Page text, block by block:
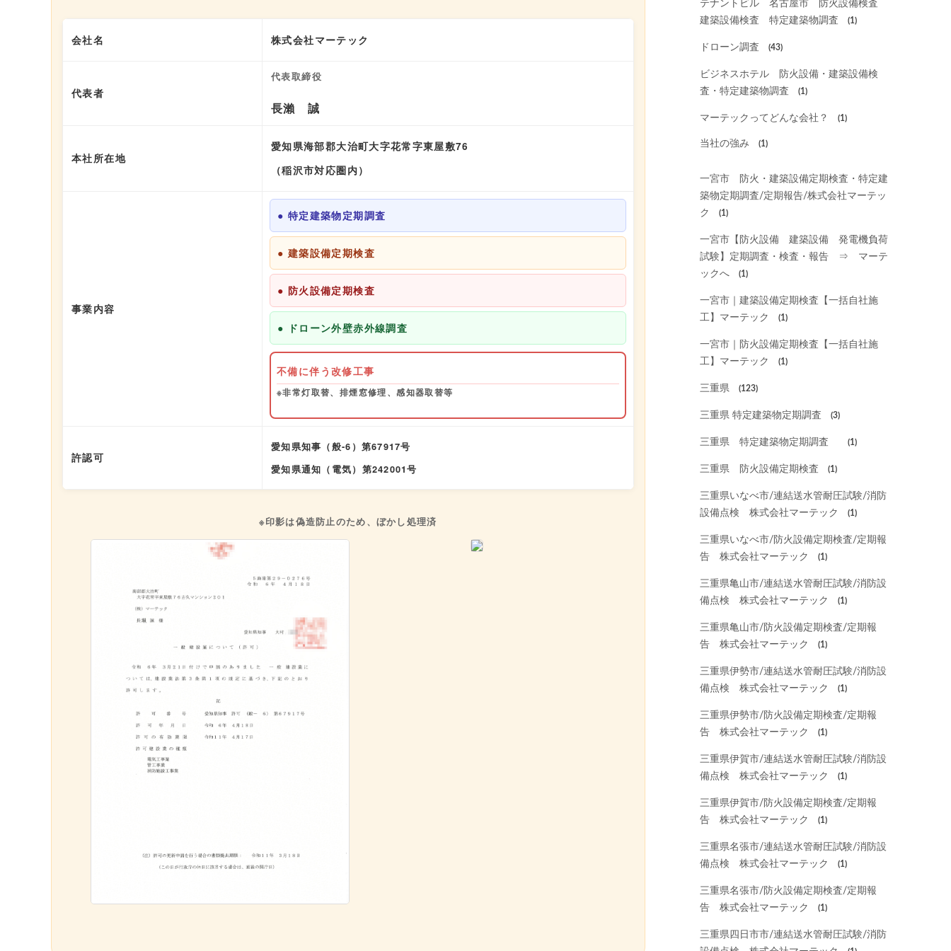
会社名 株式会社マーテック
代表者
代表取締役
長瀨 誠
本社所在地
愛知県海部郡大治町大字花常字東屋敷76
（稲沢市対応圏内）
事業内容
● 特定建築物定期調査
● 建築設備定期検査
● 防火設備定期検査
● ドローン外壁赤外線調査
不備に伴う改修工事
※非常灯取替、排煙窓修理、感知器取替等
許認可
愛知県知事（般-6）第67917号
愛知県通知（電気）第242001号
※印影は偽造防止のため、ぼかし処理済
テナントビル 名古屋市 防火設備検査
建築設備検査 特定建築物調査
(1)
ドローン調査 (43)
ビジネスホテル 防火設備・建築設備検
査・特定建築物調査
(1)
マーテックってどんな会社？ (1)
当社の強み (1)
一宮市 防火・建築設備定期検査・特定建
築物定期調査/定期報告/株式会社マーテッ
ク
(1)
一宮市【防火設備 建築設備 発電機負荷
試験】定期調査・検査・報告 ⇒ マーテ
ックへ
(1)
一宮市｜建築設備定期検査【一括自社施
工】マーテック
(1)
一宮市｜防火設備定期検査【一括自社施
工】マーテック
(1)
三重県 (123)
三重県 特定建築物定期調査 (3)
三重県 特定建築物定期調査 (1)
三重県 防火設備定期検査 (1)
三重県いなべ市/連結送水管耐圧試験/消防
設備点検 株式会社マーテック
(1)
三重県いなべ市/防火設備定期検査/定期報
告 株式会社マーテック
(1)
三重県亀山市/連結送水管耐圧試験/消防設
備点検 株式会社マーテック
(1)
三重県亀山市/防火設備定期検査/定期報
告 株式会社マーテック
(1)
三重県伊勢市/連結送水管耐圧試験/消防設
備点検 株式会社マーテック
(1)
三重県伊勢市/防火設備定期検査/定期報
告 株式会社マーテック
(1)
三重県伊賀市/連結送水管耐圧試験/消防設
備点検 株式会社マーテック
(1)
三重県伊賀市/防火設備定期検査/定期報
告 株式会社マーテック
(1)
三重県名張市/連結送水管耐圧試験/消防設
備点検 株式会社マーテック
(1)
三重県名張市/防火設備定期検査/定期報
告 株式会社マーテック
(1)
三重県四日市市/連結送水管耐圧試験/消防